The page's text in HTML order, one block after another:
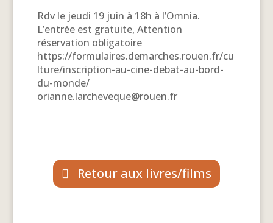
Rdv le jeudi 19 juin à 18h à l’Omnia.
L’entrée est gratuite, Attention
réservation obligatoire
https://formulaires.demarches.rouen.fr/cu
lture/inscription-au-cine-debat-au-bord-
du-monde/
orianne.larcheveque@rouen.fr
Retour aux livres/films